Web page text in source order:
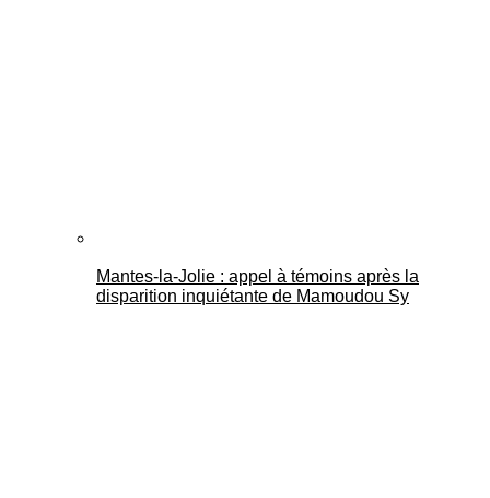
Mantes-la-Jolie : appel à témoins après la
disparition inquiétante de Mamoudou Sy